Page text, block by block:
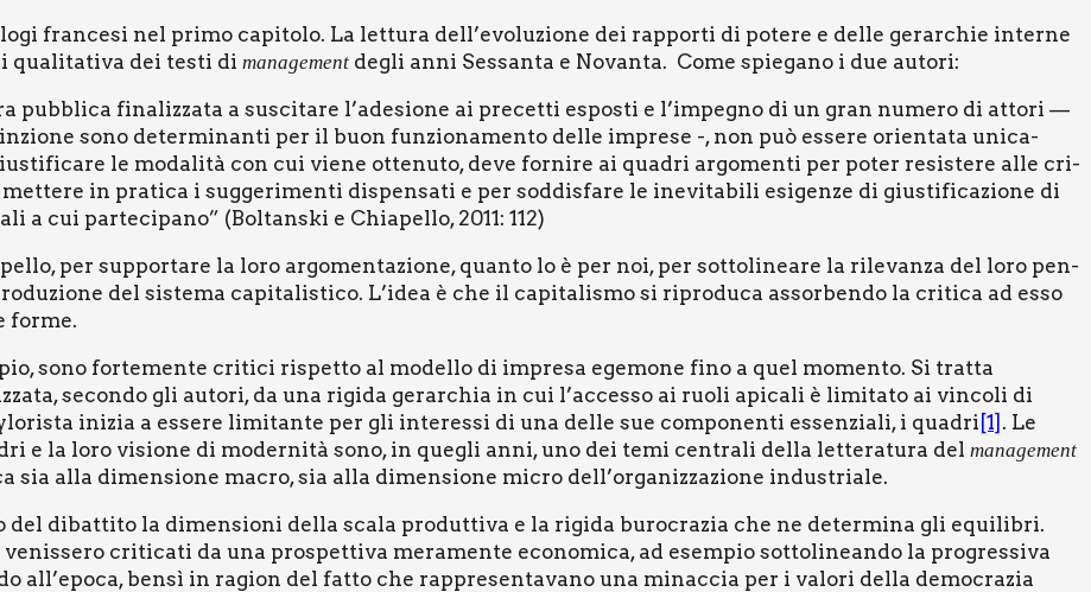
fran­ce­si nel pri­mo capi­to­lo. La let­tu­ra dell’evoluzione dei rap­por­ti di pote­re e del­le gerar­chie inter­ne
qua­li­ta­ti­va dei testi di mana­ge­ment degli anni Ses­san­ta e Novan­ta. Come spie­ga­no i due auto­ri:
pub­bli­ca fina­liz­za­ta a susci­ta­re l’adesione ai pre­cet­ti espo­sti e l’impegno di un gran nume­ro di atto­ri —
sono deter­mi­nan­ti per il buon fun­zio­na­men­to del­le impre­se -, non può esse­re orien­ta­ta uni­ca­
le moda­li­tà con cui vie­ne otte­nu­to, deve for­ni­re ai qua­dri argo­men­ti per poter resi­ste­re alle cri­
in pra­ti­ca i sug­ge­ri­men­ti dispen­sa­ti e per sod­di­sfa­re le ine­vi­ta­bi­li esi­gen­ze di giu­sti­fi­ca­zio­ne di
cui par­te­ci­pa­no” (Bol­tan­ski e Chia­pel­lo, 2011: 112)
per sup­por­ta­re la loro argo­men­ta­zio­ne, quan­to lo è per noi, per sot­to­li­nea­re la rile­van­za del loro pen­
del siste­ma capi­ta­li­sti­co. L’idea è che il capi­ta­li­smo si ripro­du­ca assor­ben­do la cri­ti­ca ad esso
for­me.
sono for­te­men­te cri­ti­ci rispet­to al model­lo di impre­sa ege­mo­ne fino a quel momen­to. Si trat­ta
secon­do gli auto­ri, da una rigi­da gerar­chia in cui l’accesso ai ruo­li api­ca­li è limi­ta­to ai vin­co­li di
ini­zia a esse­re limi­tan­te per gli inte­res­si di una del­le sue com­po­nen­ti essen­zia­li, i qua­dri [1] . Le
e la loro visio­ne di moder­ni­tà sono, in que­gli anni, uno dei temi cen­tra­li del­la let­te­ra­tu­ra del mana­ge­ment
alla dimen­sio­ne macro, sia alla dimen­sio­ne micro dell’organizzazione indu­stria­le.
del dibat­ti­to la dimen­sio­ni del­la sca­la pro­dut­ti­va e la rigi­da buro­cra­zia che ne deter­mi­na gli equi­li­bri.
cri­ti­ca­ti da una pro­spet­ti­va mera­men­te eco­no­mi­ca, ad esem­pio sot­to­li­nean­do la pro­gres­si­va
all’epoca, ben­sì in ragion del fat­to che rap­pre­sen­ta­va­no una minac­cia per i valo­ri del­la demo­cra­zia